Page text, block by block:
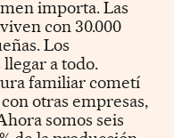
importa. Las
con 30.000
Los
a todo.
familiar cometí
otras empresas,
somos seis